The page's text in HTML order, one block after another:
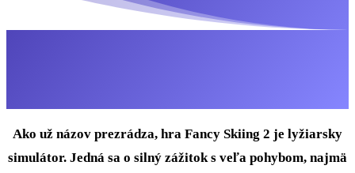
Ako už názov prezrádza, hra Fancy Skiing 2 je lyžiarsky
simulátor. Jedná sa o silný zážitok s veľa pohybom, najmä